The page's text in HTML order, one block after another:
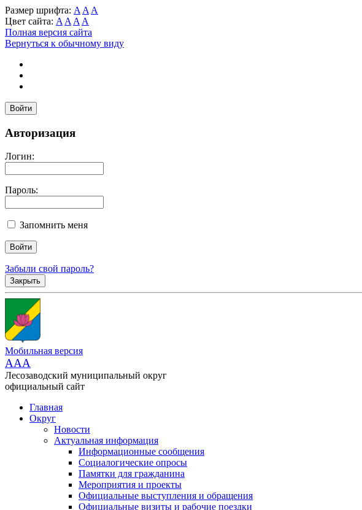
Размер шрифта: A A A
Цвет сайта: A A A A
Полная версия сайта
Вернуться к обычному виду
Войти
Авторизация
Логин:
Пароль:
Запомнить меня
Забыли свой пароль?
Закрыть
Мобильная версия
AAA
Лесозаводский муниципальный округ
официальный сайт
Главная
Округ
Новости
Актуальная информация
Информационные сообщения
Социалогические опросы
Памятки для гражданина
Мероприятия и проекты
Официальные выступления и обращения
Официальные визиты и рабочие поездки